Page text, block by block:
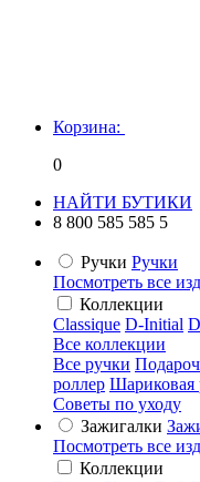
Корзина:
0
НАЙТИ БУТИКИ
8 800 585 585 5
Ручки Ручки
Посмотреть все
Коллекции
Classique D-Initial
Все коллекции
Все ручки
роллер Шариковая
Советы по уходу
Зажигалки
Посмотреть все
Коллекции